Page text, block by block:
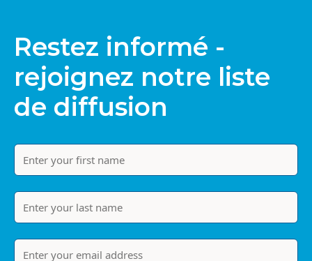
Restez informé -
rejoignez notre liste
de diffusion